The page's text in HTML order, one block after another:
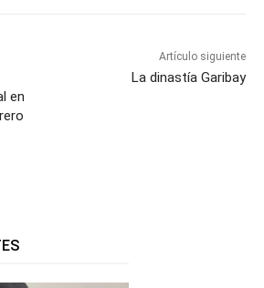
en
Artículo siguiente
La dinastía Garibay